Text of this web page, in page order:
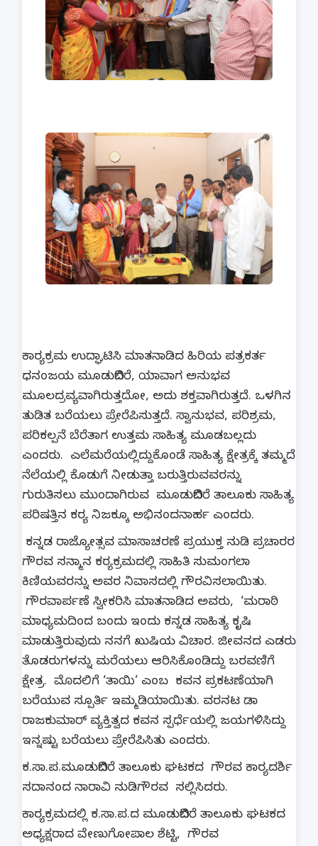
ಕಾರ‍್ಯಕ್ರಮ ಉದ್ಘಾಟಿಸಿ ಮಾತನಾಡಿದ ಹಿರಿಯ ಪತ್ರಕರ್ತ
ಧನಂಜಯ ಮೂಡುಬಿದಿರೆ, ಯಾವಾಗ ಅನುಭವ
ಮೂಲದ್ರವ್ಯವಾಗಿರುತ್ತದೋ, ಅದು ಶಕ್ತವಾಗಿರುತ್ತದೆ. ಒಳಗಿನ
ತುಡಿತ ಬರೆಯಲು ಪ್ರೇರೆಪಿಸುತ್ತದೆ. ಸ್ವಾನುಭವ, ಪರಿಶ್ರಮ,
ಪರಿಕಲ್ಪನೆ ಬೆರೆತಾಗ ಉತ್ತಮ ಸಾಹಿತ್ಯ ಮೂಡಬಲ್ಲದು
ಎಂದರು. ಎಲೆಮರೆಯಲ್ಲಿದ್ದುಕೊಂಡೆ ಸಾಹಿತ್ಯ ಕ್ಷೇತ್ರಕ್ಕೆ ತಮ್ಮದೆ
ನೆಲೆಯಲ್ಲಿ ಕೊಡುಗೆ ನೀಡುತ್ತಾ ಬರುತ್ತಿರುವವರನ್ನು
ಗುರುತಿಸಲು ಮುಂದಾಗಿರುವ ಮೂಡುಬಿದಿರೆ ತಾಲೂಕು ಸಾಹಿತ್ಯ
ಪರಿಷತ್ತಿನ ಕರ‍್ಯ ನಿಜಕ್ಕೂ ಅಭಿನಂದನಾರ್ಹ ಎಂದರು.
ಕನ್ನಡ ರಾಜ್ಯೋತ್ಸವ ಮಾಸಾಚರಣೆ ಪ್ರಯುಕ್ತ ನುಡಿ ಪ್ರಚಾರರ
ಗೌರವ ಸನ್ಮಾನ ಕರ‍್ಯಕ್ರಮದಲ್ಲಿ ಸಾಹಿತಿ ಸುಮಂಗಲಾ
ಕಿಣಿಯವರನ್ನು ಅವರ ನಿವಾಸದಲ್ಲಿ ಗೌರವಿಸಲಾಯಿತು.
ಗೌರವಾರ್ಪಣೆ ಸ್ವೀಕರಿಸಿ ಮಾತನಾಡಿದ ಅವರು, ‘ಮರಾಠಿ
ಮಾಧ್ಯಮದಿಂದ ಬಂದು ಇಂದು ಕನ್ನಡ ಸಾಹಿತ್ಯ ಕೃಷಿ
ಮಾಡುತ್ತಿರುವುದು ನನಗೆ ಖುಷಿಯ ವಿಚಾರ. ಜೀವನದ ಎಡರು
ತೊಡರುಗಳನ್ನು ಮರೆಯಲು ಆರಿಸಿಕೊಂಡಿದ್ದು ಬರವಣಿಗೆ
ಕ್ಷೇತ್ರ. ಮೊದಲಿಗೆ ‘ತಾಯಿ’ ಎಂಬ ಕವನ ಪ್ರಕಟಣೆಯಾಗಿ
ಬರೆಯುವ ಸ್ಪೂರ್ತಿ ಇಮ್ಮಡಿಯಾಯಿತು. ವರನಟ ಡಾ
ರಾಜಕುಮಾರ್ ವ್ಯಕ್ತಿತ್ವದ ಕವನ ಸ್ಪರ್ಧೆಯಲ್ಲಿ ಜಯಗಳಿಸಿದ್ದು
ಇನ್ನಷ್ಟು ಬರೆಯಲು ಪ್ರೇರೆಪಿಸಿತು ಎಂದರು.
ಕ.ಸಾ.ಪ.ಮೂಡುಬಿದಿರೆ ತಾಲೂಕು ಘಟಕದ ಗೌರವ ಕಾರ‍್ಯದರ್ಶಿ
ಸದಾನಂದ ನಾರಾವಿ ನುಡಿಗೌರವ ಸಲ್ಲಿಸಿದರು.
ಕಾರ‍್ಯಕ್ರಮದಲ್ಲಿ ಕ.ಸಾ.ಪ.ದ ಮೂಡುಬಿದಿರೆ ತಾಲೂಕು ಘಟಕದ
ಅಧ್ಯಕ್ಷರಾದ ವೇಣುಗೋಪಾಲ ಶೆಟ್ಟಿ, ಗೌರವ